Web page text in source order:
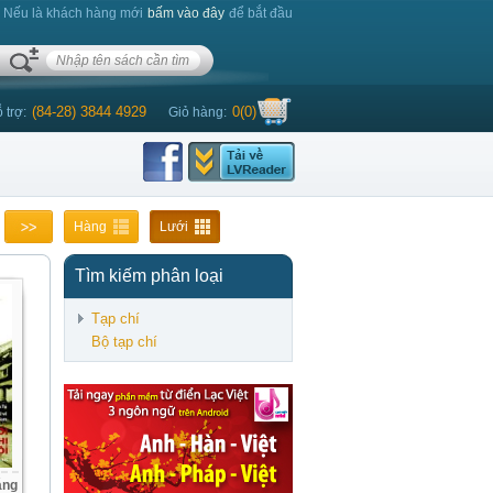
là khách hàng mới bấm vào đây để bắt đầu
trợ: (84-28) 3844 4929 Giỏ hàng: 0(0)
Hàng Lưới
Tìm kiếm phân loại
Tạp chí
Bộ tạp chí